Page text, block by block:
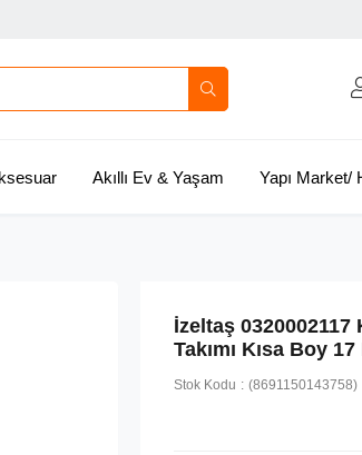
Akıllı Ev & Yaşam Yapı Market/
İzeltaş
Takımı Kısa Boy
Stok Kodu (8691150143758)